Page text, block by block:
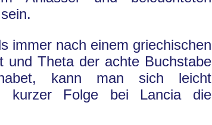
immer nach einem griechischen
und Theta der achte Buchstabe
kann man sich leicht
kurzer Folge bei Lancia die